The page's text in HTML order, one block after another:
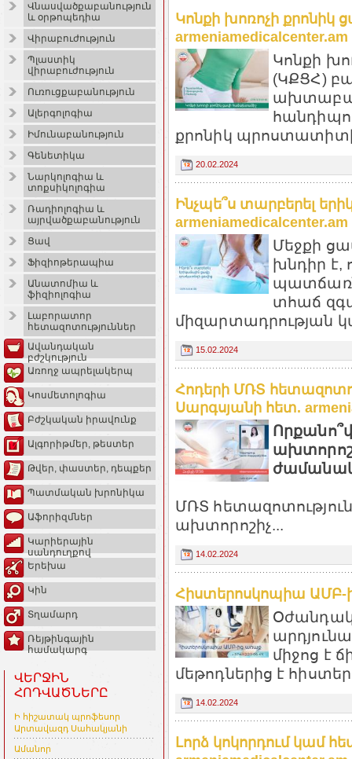
Վնասվածքաբանություն
և օրթոպեդիա
Վիրաբուժություն
Պլաստիկ
վիրաբուժություն
Ուռուցքաբանություն
Ալերգոլոգիա
Իմունաբանություն
Գենետիկա
Նարկոլոգիա և
տոքսիկոլոգիա
Ռադիոլոգիա և
այրվածքաբանություն
Ցավ
Ֆիզիոթերապիա
Անատոմիա և
ֆիզիոլոգիա
Լաբորատոր
հետազոտություններ
Ավանդական
բժշկություն
Առողջ ապրելակերպ
Կոսմետոլոգիա
Բժշկական իրավունք
Ալգորիթմեր, թեստեր
Թվեր, փաստեր, դեպքեր
Պատմական խրոնիկա
Աֆորիզմներ
Կարիերային
սանդուղքով
Երեխա
Կին
Տղամարդ
Ռեյթինգային
համակարգ
ՎԵՐՋԻՆ
ՀՈԴՎԱԾՆԵՐԸ
Ի հիշատակ պրոֆեսոր
Արտավազդ Սահակյանի
Ամանոր
Կոնքի խոռոչի
armeniamedicalcenter.am
Կոնքի
(ԿՔՑՀ)
քրոնիկ
20.02.2024
Ինչպե՞ս տարբերել
armeniamedicalcenter.am
Մեջքի
խնդիր է,
տհաճ
միզարտադրության
15.02.2024
Հոդերի ՄՌՏ
Սարգսյանի հետ.
ՄՌՏ
ախտորոշիչ...
14.02.2024
Հիստերոսկոպիա ԱՄԲ-
միջոց է
մեթոդներից է
14.02.2024
Լորձ կոկորդում կամ